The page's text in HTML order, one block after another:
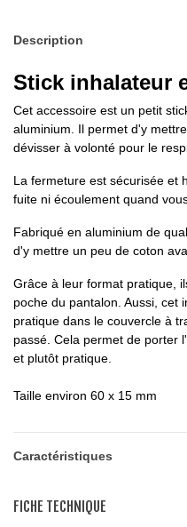
Description
Stick inhalateur
Cet accessoire est un petit
aluminium. Il permet d'y
dévisser à volonté pour le
La fermeture est sécurisée et
fuite ni écoulement quand
Fabriqué en aluminium de
d'y mettre un peu de coton
Grâce à leur format pratique,
poche du pantalon. Aussi, cet
pratique dans le couvercle à
passé. Cela permet de porter
et plutôt pratique.
Taille environ 60 x 15 mm
Caractéristiques
FICHE TECHNIQUE